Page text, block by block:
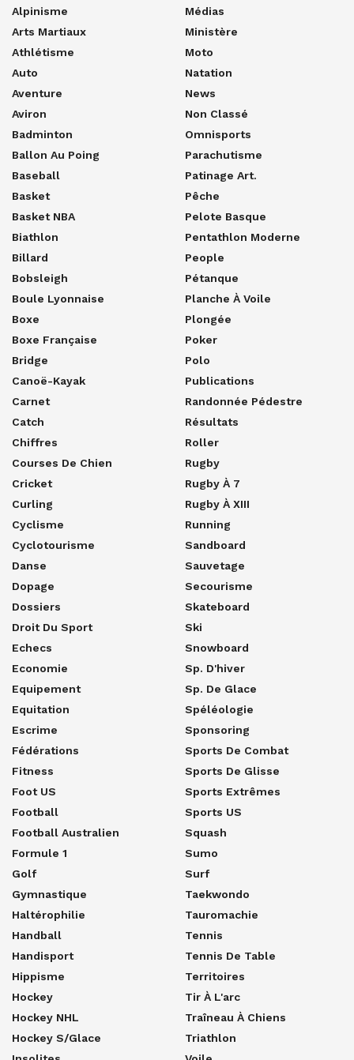
Alpinisme
Arts Martiaux
Athlétisme
Auto
Aventure
Aviron
Badminton
Ballon Au Poing
Baseball
Basket
Basket NBA
Biathlon
Billard
Bobsleigh
Boule Lyonnaise
Boxe
Boxe Française
Bridge
Canoë-Kayak
Carnet
Catch
Chiffres
Courses De Chien
Cricket
Curling
Cyclisme
Cyclotourisme
Danse
Dopage
Dossiers
Droit Du Sport
Echecs
Economie
Equipement
Equitation
Escrime
Fédérations
Fitness
Foot US
Football
Football Australien
Formule 1
Golf
Gymnastique
Haltérophilie
Handball
Handisport
Hippisme
Hockey
Hockey NHL
Hockey S/glace
Médias
Ministère
Moto
Natation
News
Non Classé
Omnisports
Parachutisme
Patinage Art.
Pêche
Pelote Basque
Pentathlon Moderne
People
Pétanque
Planche À Voile
Plongée
Poker
Polo
Publications
Randonnée Pédestre
Résultats
Roller
Rugby
Rugby À 7
Rugby À XIII
Running
Sandboard
Sauvetage
Secourisme
Skateboard
Ski
Snowboard
Sp. D'hiver
Sp. De Glace
Spéléologie
Sponsoring
Sports De Combat
Sports De Glisse
Sports Extrêmes
Sports US
Squash
Sumo
Surf
Taekwondo
Tauromachie
Tennis
Tennis De Table
Territoires
Tir À L'arc
Traîneau À Chiens
Triathlon